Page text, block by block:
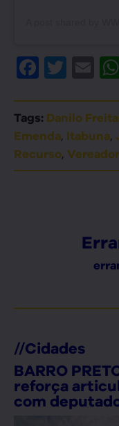
Tags: Danilo
Emenda, Itabuna,
Recurso, Vereador
//Cidades
BARRO
reforça
com